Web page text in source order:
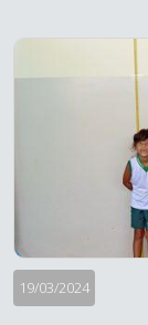
19/03/2024